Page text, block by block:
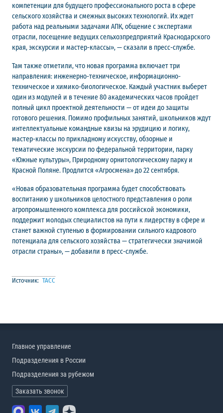
компетенции для будущего профессионального роста в сфере
сельского хозяйства и смежных высоких технологий. Их ждет
работа над реальными задачами АПК, общение с экспертами
отрасли, посещение ведущих сельхозпредприятий Краснодарского
края, экскурсии и мастер-классы», — сказали в пресс-службе.
Там также отметили, что новая программа включает три
направления: инженерно-техническое, информационно-
техническое и химико-биологическое. Каждый участник выберет
один из модулей и в течение 80 академических часов пройдет
полный цикл проектной деятельности — от идеи до защиты
готового решения. Помимо профильных занятий, школьников ждут
интеллектуальные командные квизы на эрудицию и логику,
мастер-классы по прикладному искусству, обзорные и
тематические экскурсии по федеральной территории, парку
«Южные культуры», Природному орнитологическому парку и
Красной Поляне. Продлится «Агросмена» до 22 сентября.
«Новая образовательная программа будет способствовать
воспитанию у школьников целостного представления о роли
агропромышленного комплекса для российской экономики,
поддержит молодых специалистов на пути к лидерству в сфере и
станет важной ступенью в формировании сильного кадрового
потенциала для сельского хозяйства — стратегически значимой
отрасли страны», — добавили в пресс-службе.
Источник: ТАСС
Главное управление
Подразделения в России
Подразделения за рубежом
Заказать звонок